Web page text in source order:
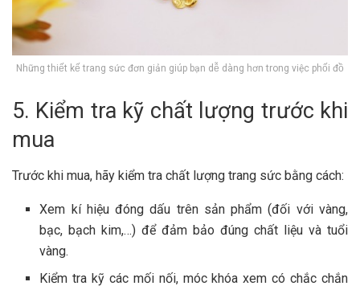
Những thiết kế trang sức đơn giản giúp bạn dễ dàng hơn trong việc phối đồ
5. Kiểm tra kỹ chất lượng trước khi
mua
Trước khi mua, hãy kiểm tra chất lượng trang sức bằng cách:
Xem kí hiệu đóng dấu trên sản phẩm (đối với vàng,
bạc, bạch kim,…) để đảm bảo đúng chất liệu và tuổi
vàng.
Kiểm tra kỹ các mối nối, móc khóa xem có chắc chắn